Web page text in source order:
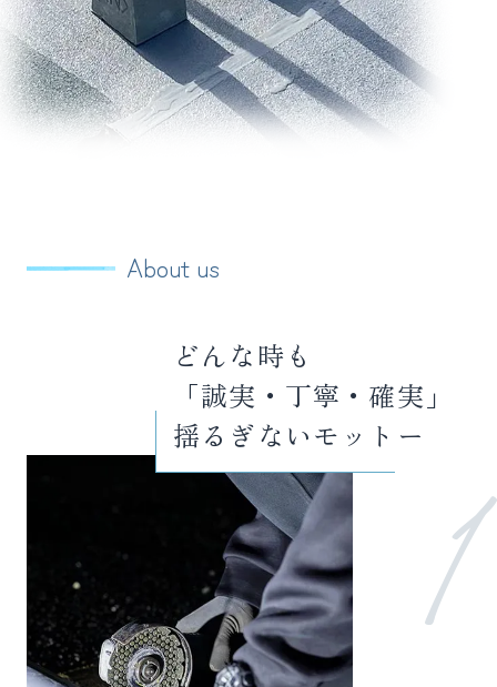
About us
どんな時も
「誠実・丁寧・確実」
揺るぎないモットー